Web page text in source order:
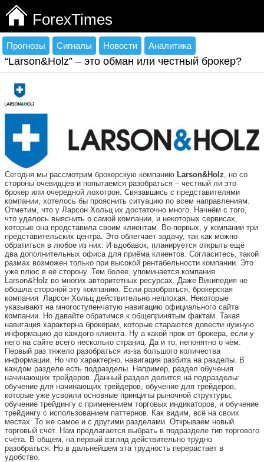
ForexTimes
Прогнозы Сигналы Новости Аналитика
“Larson&Holz” – это обман или честный брокер?
Сегодня мы рассмотрим брокерскую компанию Larson&Holz , но со
стороны очевидцев и попытаемся разобраться – честный ли это
брокер или очередной лохотрон. Связавшись с представителями
компании, хотелось бы прояснить ситуацию по всем направлениям.
Отметим, что у Ларсон Хольц их достаточно много. Начнём с того,
что удалось выяснить о самой компании, и некоторых сервисах,
которые она представила своим клиентам. Во-первых, у компании три
представительских центра. Это облегчает задачу, так как можно
обратиться в любое из них. И вдобавок, планируется открыть ещё
два дополнительных офиса для приёма клиентов. Согласитесь, такой
размах возможен только при высокой рентабельности компании. Это
уже плюс в её сторону. Тем более, упоминается компания
Larson&Holz во многих авторитетных ресурсах. Даже Википедия не
обошла стороной эту компанию. Если разобраться, брокерская
компания Ларсон Хольц действительно неплохая. Некоторые
указывают на многоступенчатую навигацию официального сайта
компании. Но давайте обратимся к общепринятым фактам. Такая
навигация характерна брокерам, которые стараются довести нужную
информацию до каждого клиента. Ну а какой прок от брокера, если у
него на сайте всего несколько страниц. Да и то, непонятно о чём.
Первый раз тяжело разобраться из-за большого количества
информации. Но что характерно, навигация разбита на разделы. В
каждом разделе есть подразделы. Например, раздел обучения
начинающих трейдеров. Данный раздел делится на подразделы:
обучение для начинающих трейдеров, обучение для трейдеров,
которые уже усвоили основные принципы рыночной структуры,
обучение трейдингу с применением торговых индикаторов, и обучение
трейдингу с использованием паттернов. Как видим, всё на своих
местах. То же самое и с другими разделами. Открываем новый
торговый счёт. Нам предлагается выбрать в подразделе тип торгового
счёта. В общем, на первый взгляд действительно трудно
разобраться. Но в дальнейшем эта трудность перерастает в
удобство.